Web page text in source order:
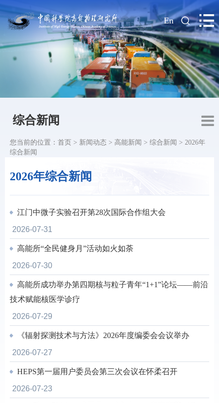
| En
综合新闻
2026年综合新闻
您当前的位置： 首页 > 新闻动态 > 高能新闻 > 综合新闻 > 2026年
综合新闻
江门中微子实验召开第28次国际合作组大会
2026-07-31
高能所“全民健身月”活动如火如荼
2026-07-30
高能所成功举办第四期核与粒子青年“1+1”论坛——前沿
技术赋能核医学诊疗
2026-07-29
《辐射探测技术与方法》2026年度编委会会议举办
2026-07-27
HEPS第一届用户委员会第三次会议在怀柔召开
2026-07-23